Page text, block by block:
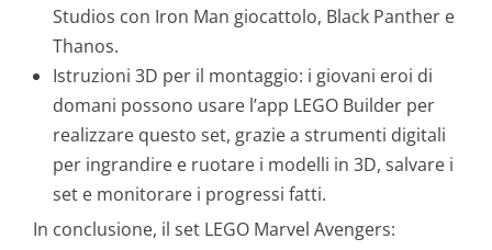
Studios con Iron Man giocattolo, Black Panther e
Thanos.
Istruzioni 3D per il montaggio: i giovani eroi di
domani possono usare l’app LEGO Builder per
realizzare questo set, grazie a strumenti digitali
per ingrandire e ruotare i modelli in 3D, salvare i
set e monitorare i progressi fatti.
In conclusione, il set LEGO Marvel Avengers: